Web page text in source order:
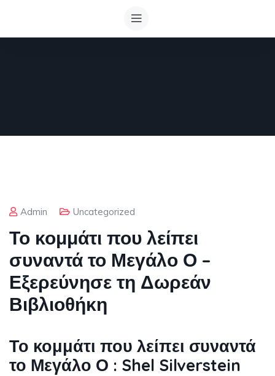
Admin Uncategorized
Το κομμάτι που λείπει
συναντά το Μεγάλο Ο –
Εξερεύνησε τη Δωρεάν
Βιβλιοθήκη
Το κομμάτι που λείπει συναντά
το Μεγάλο Ο : Shel Silverstein